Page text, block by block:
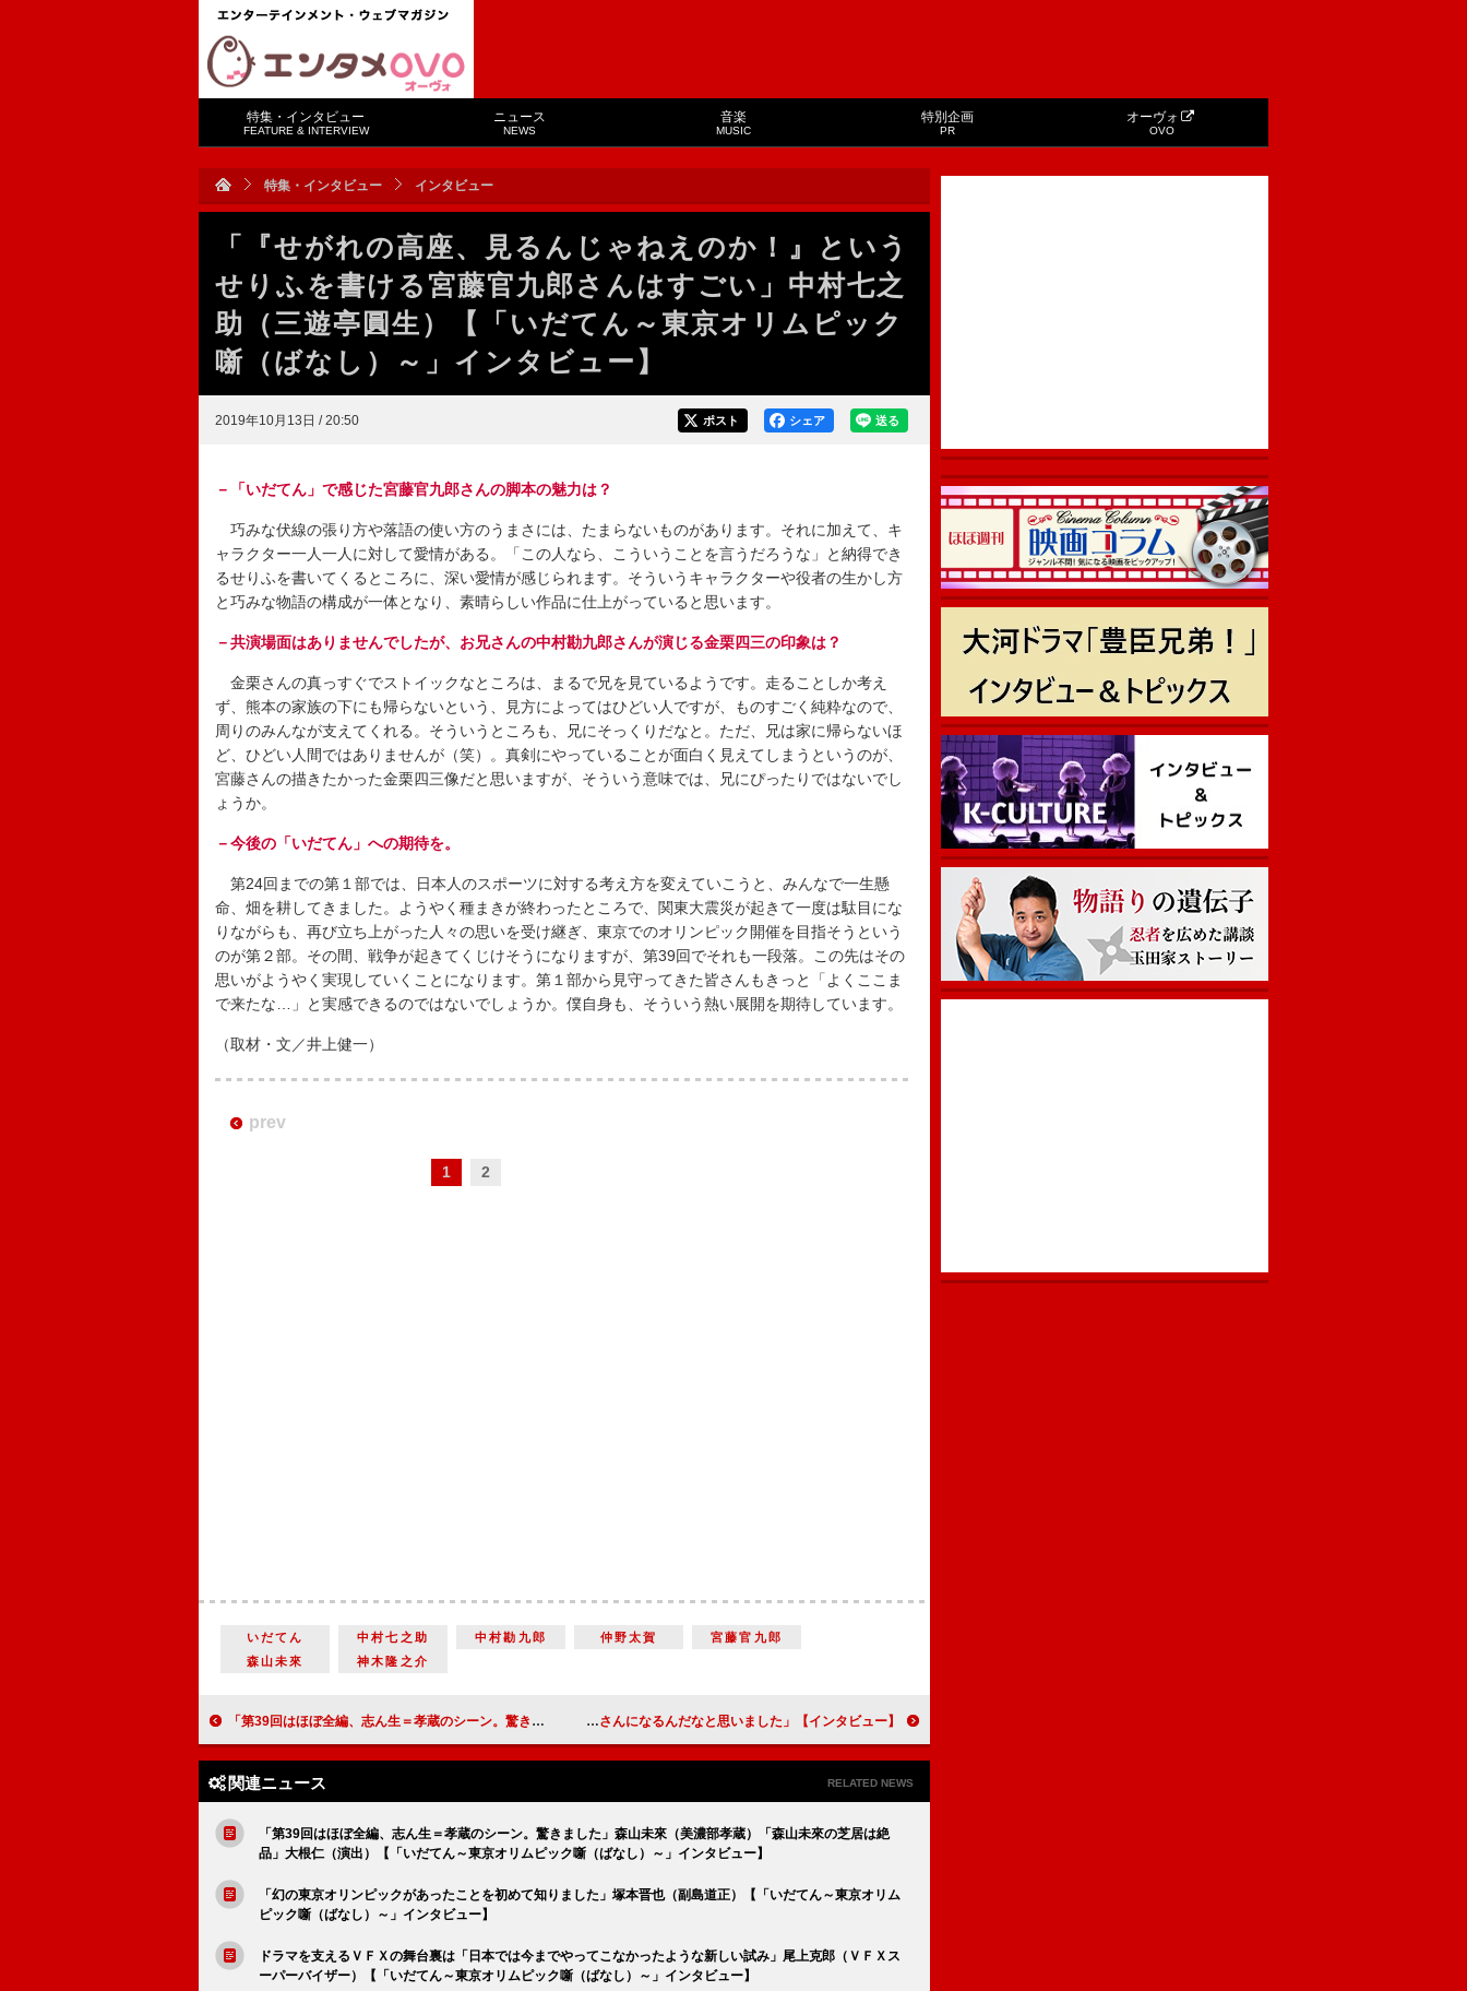
特集・インタビュー
FEATURE & INTERVIEW
ニュース
NEWS
音楽
MUSIC
特別企画
PR
オーヴォ
OVO
特集・インタビュー インタビュー
「『せがれの高座、見るんじゃねえのか！』という
せりふを書ける宮藤官九郎さんはすごい」中村七之
助（三遊亭圓生）【「いだてん～東京オリムピック
噺（ばなし）～」インタビュー】
2019年10月13日 / 20:50 送る
シェア
ポスト
－「いだてん」で感じた宮藤官九郎さんの脚本の魅力は？
巧みな伏線の張り方や落語の使い方のうまさには、たまらないものがあります。それに加えて、キ
ャラクター一人一人に対して愛情がある。「この人なら、こういうことを言うだろうな」と納得でき
るせりふを書いてくるところに、深い愛情が感じられます。そういうキャラクターや役者の生かし方
と巧みな物語の構成が一体となり、素晴らしい作品に仕上がっていると思います。
－共演場面はありませんでしたが、お兄さんの中村勘九郎さんが演じる金栗四三の印象は？
金栗さんの真っすぐでストイックなところは、まるで兄を見ているようです。走ることしか考え
ず、熊本の家族の下にも帰らないという、見方によってはひどい人ですが、ものすごく純粋なので、
周りのみんなが支えてくれる。そういうところも、兄にそっくりだなと。ただ、兄は家に帰らないほ
ど、ひどい人間ではありませんが（笑）。真剣にやっていることが面白く見えてしまうというのが、
宮藤さんの描きたかった金栗四三像だと思いますが、そういう意味では、兄にぴったりではないでし
ょうか。
－今後の「いだてん」への期待を。
第24回までの第１部では、日本人のスポーツに対する考え方を変えていこうと、みんなで一生懸
命、畑を耕してきました。ようやく種まきが終わったところで、関東大震災が起きて一度は駄目にな
りながらも、再び立ち上がった人々の思いを受け継ぎ、東京でのオリンピック開催を目指そうという
のが第２部。その間、戦争が起きてくじけそうになりますが、第39回でそれも一段落。この先はその
思いがようやく実現していくことになります。第１部から見守ってきた皆さんもきっと「よくここま
で来たな…」と実感できるのではないでしょうか。僕自身も、そういう熱い展開を期待しています。
（取材・文／井上健一）
prev
1 2
いだてん 中村七之助 中村勘九郎 仲野太賀
宮藤官九郎
森山未來
神木隆之介
「第39回はほぼ全編、志ん生＝孝蔵のシーン。驚きました」森山未來（美濃部孝蔵）「森山未來の芝居は絶品」大根仁（演出）【「いだてん～東京オリムピック噺（ばなし）～」インタビュー】 【インタビュー】ドラマ「少年寅次郎」脚本・岡田惠和「この父母の間で生きてきたから、あの寅さんになるんだなと思いました」
関連ニュース RELATED NEWS
「第39回はほぼ全編、志ん生＝孝蔵のシーン。驚きました」森山未來（美濃部孝蔵）「森山未來の芝居は絶
品」大根仁（演出）【「いだてん～東京オリムピック噺（ばなし）～」インタビュー】
「幻の東京オリンピックがあったことを初めて知りました」塚本晋也（副島道正）【「いだてん～東京オリム
ピック噺（ばなし）～」インタビュー】
ドラマを支えるＶＦＸの舞台裏は「日本では今までやってこなかったような新しい試み」尾上克郎（ＶＦＸス
ーパーバイザー）【「いだてん～東京オリムピック噺（ばなし）～」インタビュー】